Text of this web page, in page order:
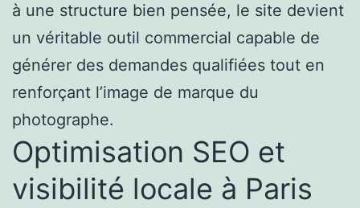
à une structure bien pensée, le site devient
un véritable outil commercial capable de
générer des demandes qualifiées tout en
renforçant l’image de marque du
photographe.
Optimisation SEO et
visibilité locale à Paris